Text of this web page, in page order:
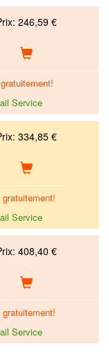
246,59 €
Service
334,85 €
Service
408,40 €
Service